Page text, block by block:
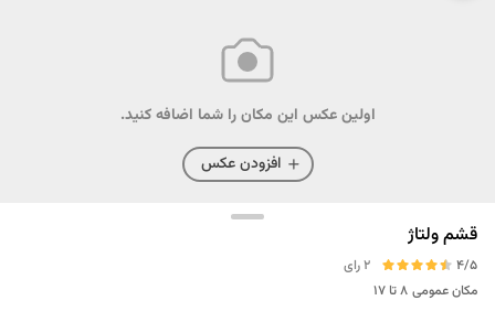
اولین عکس این مکان را شما اضافه کنید.
افزودن عکس
قشم ولتاژ
4/5
2 رای
مکان عمومی ۸ تا ۱۷